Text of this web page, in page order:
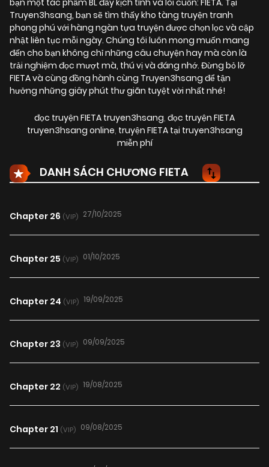
bạn một tác phẩm BL đầy kịch tính và lôi cuốn: FIETA. Tại
Truyen3hsang, bạn sẽ tìm thấy kho tàng truyện tranh
phong phú với hàng ngàn tựa truyện được chọn lọc và cập
nhật liên tục mỗi ngày. Chúng tôi luôn mong muốn mang
đến cho bạn không chỉ những câu chuyện hay mà còn là
trải nghiệm đọc mượt mà, thú vị và đáng nhớ. Đừng bỏ lỡ
FIETA và cùng đồng hành cùng Truyen3hsang để tận
hưởng những giây phút thư giãn tuyệt vời nhất nhé!
đọc truyện FIETA truyen3hsang, đọc truyện FIETA
truyen3hsang online, truyện FIETA tại truyen3hsang
miễn phí
DANH SÁCH CHƯƠNG FIETA
Chapter 26 (VIP) 27/10/2025
Chapter 25 (VIP) 01/10/2025
Chapter 24 (VIP) 19/09/2025
Chapter 23 (VIP) 09/09/2025
Chapter 22 (VIP) 19/08/2025
Chapter 21 (VIP) 09/08/2025